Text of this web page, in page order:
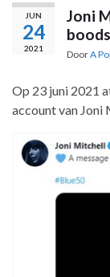
JUN
24
2021
Joni
DoorA
Op 23 juni 2021
account van Joni